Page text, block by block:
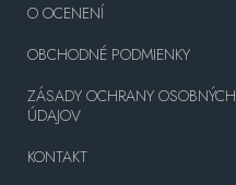
O OCENENÍ
OBCHODNÉ PODMIENKY
ZÁSADY OCHRANY OSOBNÝCH
ÚDAJOV
KONTAKT